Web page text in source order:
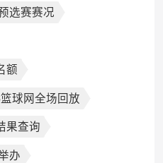
选赛赛况
额
球网全场回放
果查询
办